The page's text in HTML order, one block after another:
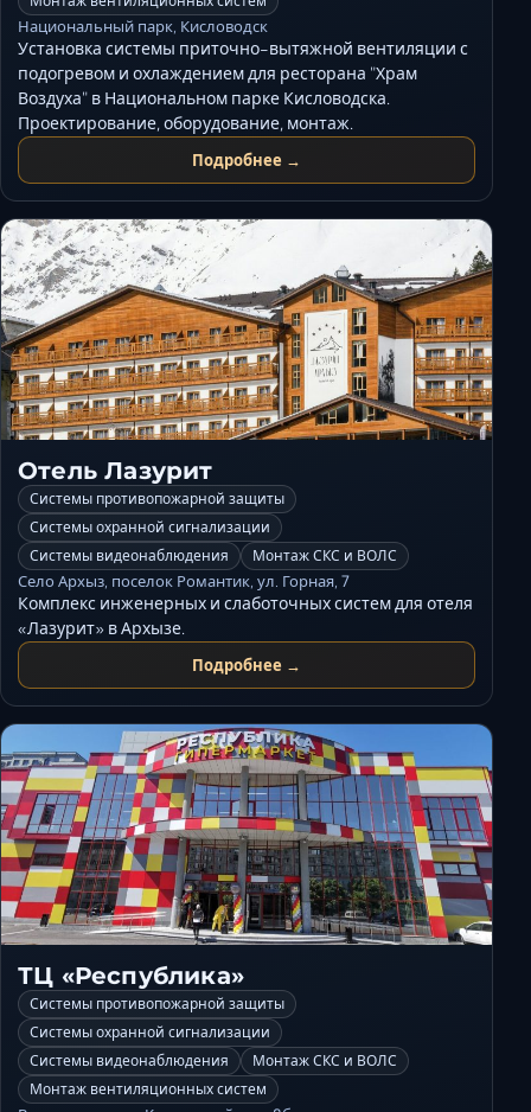
Ставрополь
Элиста
Ялта
Национальный парк, Кисловодск
Установка системы приточно-вытяжной вентиляции с
подогревом и охлаждением для ресторана "Храм
Воздуха" в Национальном парке Кисловодска.
Проектирование, оборудование, монтаж.
Подробнее →
Отель Лазурит
Системы противопожарной защиты
Системы охранной сигнализации
Системы видеонаблюдения
Монтаж СКС и ВОЛС
Село Архыз, поселок Романтик, ул. Горная, 7
Комплекс инженерных и слаботочных систем для отеля
«Лазурит» в Архызе.
Подробнее →
ТЦ «Республика»
Системы противопожарной защиты
Системы охранной сигнализации
Системы видеонаблюдения
Монтаж СКС и ВОЛС
Монтаж вентиляционных систем